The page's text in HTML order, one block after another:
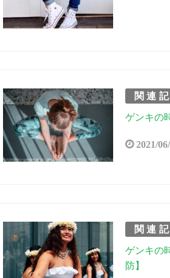
関連
ゲンキの
2021/
関連
ゲンキの
防】